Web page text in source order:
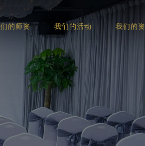
的师资 我们的活动 我们的